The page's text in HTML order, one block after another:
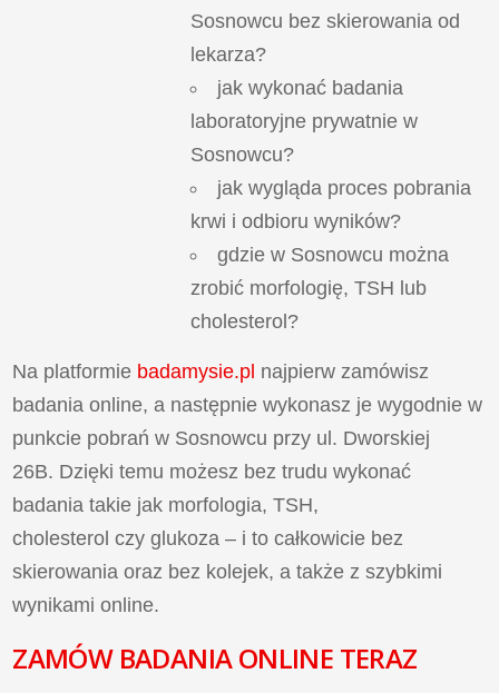
Sosnowcu bez skierowania od
lekarza?
jak wykonać badania
laboratoryjne prywatnie w
Sosnowcu?
jak wygląda proces pobrania
krwi i odbioru wyników?
gdzie w Sosnowcu można
zrobić morfologię, TSH lub
cholesterol?
Na platformie badamysie.pl najpierw zamówisz
badania online, a następnie wykonasz je wygodnie w
punkcie pobrań w Sosnowcu przy ul. Dworskiej
26B. Dzięki temu możesz bez trudu wykonać
badania takie jak morfologia, TSH,
cholesterol czy glukoza – i to całkowicie bez
skierowania oraz bez kolejek, a także z szybkimi
wynikami online.
ZAMÓW BADANIA ONLINE TERAZ